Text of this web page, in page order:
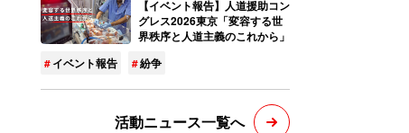
【イベント報告】人道援助コン
グレス2026東京「変容する世
界秩序と人道主義のこれから」
イベント報告
紛争
活動ニュース一覧へ